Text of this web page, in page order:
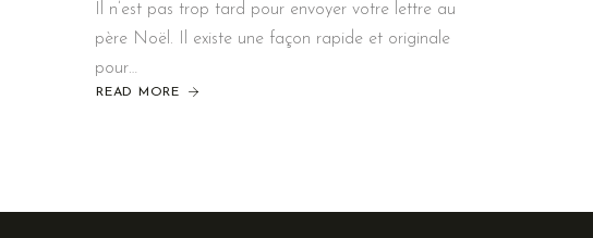
Il n’est pas trop tard pour envoyer votre lettre au
père Noël. Il existe une façon rapide et originale
pour…
READ MORE